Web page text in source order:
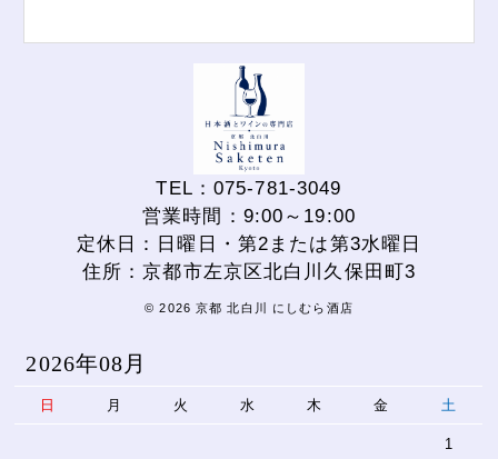
TEL：075-781-3049
営業時間：9:00～19:00
定休日：日曜日・第2または第3水曜日
住所：京都市左京区北白川久保田町3
© 2026 京都 北白川 にしむら酒店
2026年08月
日 月 火 水 木 金 土
1